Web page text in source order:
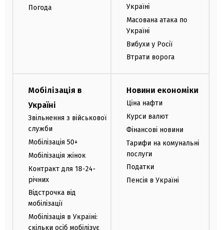
Погода
Україні
Масована атака по
Україні
Вибухи у Росії
Втрати ворога
Мобілізація в
Україні
Звільнення з військової
служби
Мобілізація 50+
Мобілізація жінок
Контракт для 18-24-
річних
Відстрочка від
мобілізації
Мобілізація в Україні:
скільки осіб мобілізує
Новини економіки
Ціна нафти
Курси валют
Фінансові новини
Тарифи на комунальні
послуги
Податки
Пенсія в Україні